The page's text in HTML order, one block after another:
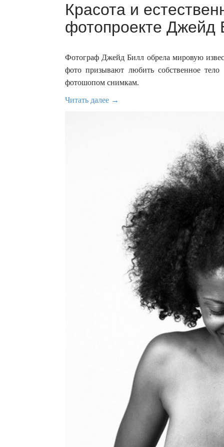
Красота и
фотопроекте Джейд
Фотограф Джейд Билл обрела мировую
фото призывают любить собственное
фотошопом снимкам.
Читать далее →